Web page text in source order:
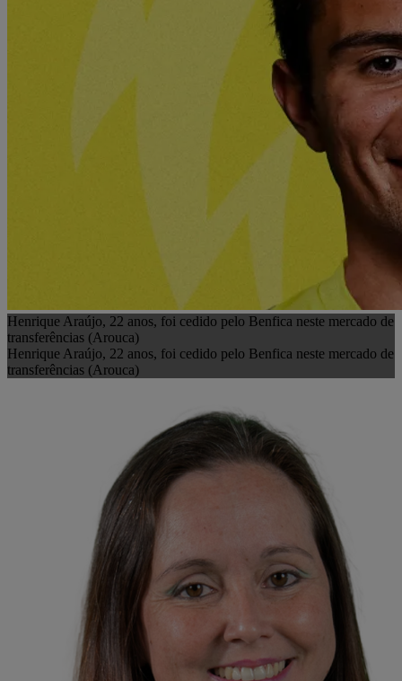
Henrique Araújo, 22 anos, foi cedido pelo Benfica neste mercado de
transferências (Arouca)
Henrique Araújo, 22 anos, foi cedido pelo Benfica neste mercado de
transferências (Arouca)